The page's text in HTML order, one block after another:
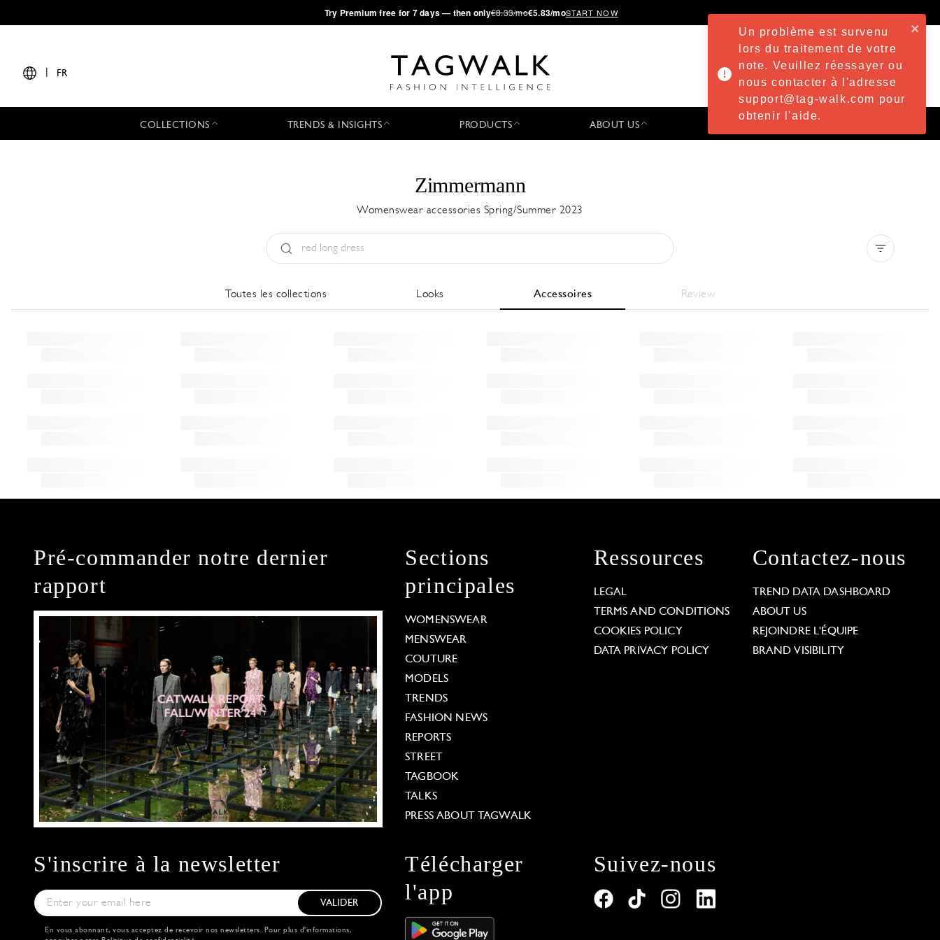
·Try Premium free for 7 days — then only€8.33/mo€5.83/moSTART NOW
FR
COLLECTIONS TRENDS & INSIGHTS PRODUCTS ABOUT US
Zimmermann
Womenswear accessories Spring/Summer 2023
Toutes les collections Looks Accessoires Review
Pré-commander notre dernier
rapport
Sections
principales
WOMENSWEAR
MENSWEAR
COUTURE
MODELS
TRENDS
FASHION NEWS
REPORTS
STREET
TAGBOOK
TALKS
PRESS ABOUT TAGWALK
Ressources
LEGAL
TERMS AND CONDITIONS
COOKIES POLICY
DATA PRIVACY POLICY
Contactez-nous
TREND DATA DASHBOARD
ABOUT US
REJOINDRE L'ÉQUIPE
BRAND VISIBILITY
S'inscrire à la newsletter
VALIDER
En vous abonnant, vous acceptez de recevoir nos newsletters. Pour plus d'informations,
Télécharger
l'app
Suivez-nous
Un problème est survenu
lors du traitement de votre
note. Veuillez réessayer ou
nous contacter à l'adresse
support@tag-walk.com pour
obtenir l'aide.